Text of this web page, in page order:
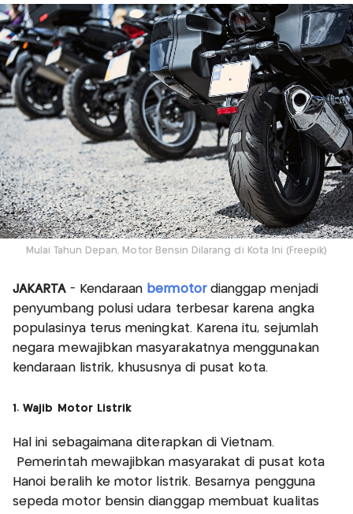
Mulai Tahun Depan, Motor Bensin Dilarang di Kota Ini (Freepik)
JAKARTA- Kendaraan bermotor dianggap menjadi
penyumbang polusi udara terbesar karena angka
populasinya terus meningkat. Karena itu, sejumlah
negara mewajibkan masyarakatnya menggunakan
kendaraan listrik, khususnya di pusat kota.
1. Wajib Motor Listrik
Hal ini sebagaimana diterapkan di Vietnam.
Pemerintah mewajibkan masyarakat di pusat kota
Hanoi beralih ke motor listrik. Besarnya pengguna
sepeda motor bensin dianggap membuat kualitas